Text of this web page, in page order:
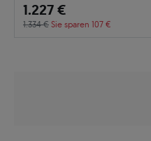
1.227 €
1.334 € Sie sparen 107 €